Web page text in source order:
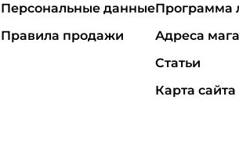
Персональные данные
Правила продажи
Программа
Адреса
Статьи
Карта сайта